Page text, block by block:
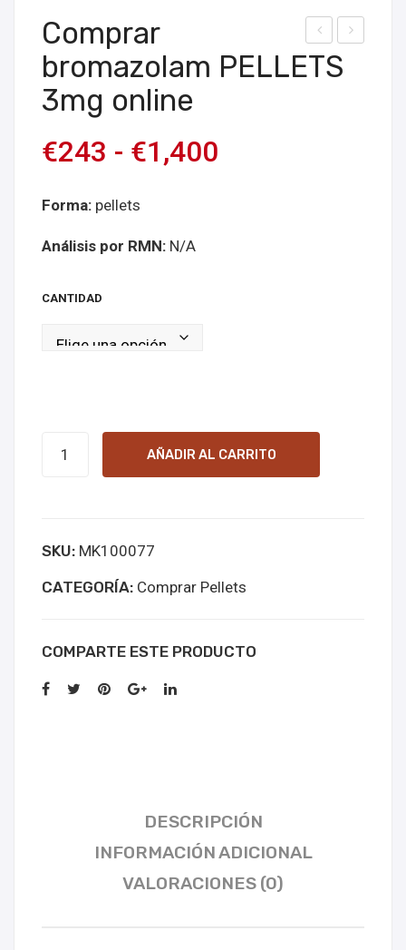
om
prar
om
prar
Comprar
bromazolam PELLETS
3mg online
€243 - €1,400
Forma: pellets
Análisis por RMN: N/A
CANTIDAD
bromazolam
kopen
cantidad
AÑADIR AL CARRITO
SKU: MK100077
CATEGORÍA: Comprar Pellets
COMPARTE ESTE PRODUCTO
DESCRIPCIÓN
INFORMACIÓN ADICIONAL
VALORACIONES (0)